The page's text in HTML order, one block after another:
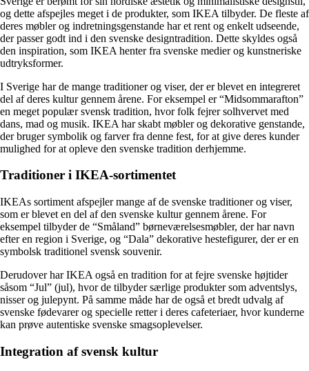
og dette afspejles meget i de produkter, som IKEA tilbyder. De fleste af
deres møbler og indretningsgenstande har et rent og enkelt udseende,
der passer godt ind i den svenske designtradition. Dette skyldes også
den inspiration, som IKEA henter fra svenske medier og kunstneriske
udtryksformer.
I Sverige har de mange traditioner og viser, der er blevet en integreret
del af deres kultur gennem årene. For eksempel er “Midsommarafton”
en meget populær svensk tradition, hvor folk fejrer solhvervet med
dans, mad og musik. IKEA har skabt møbler og dekorative genstande,
der bruger symbolik og farver fra denne fest, for at give deres kunder
mulighed for at opleve den svenske tradition derhjemme.
Traditioner i IKEA-sortimentet
IKEAs sortiment afspejler mange af de svenske traditioner og viser,
som er blevet en del af den svenske kultur gennem årene. For
eksempel tilbyder de “Småland” børneværelsesmøbler, der har navn
efter en region i Sverige, og “Dala” dekorative hestefigurer, der er en
symbolsk traditionel svensk souvenir.
Derudover har IKEA også en tradition for at fejre svenske højtider
såsom “Jul” (jul), hvor de tilbyder særlige produkter som adventslys,
nisser og julepynt. På samme måde har de også et bredt udvalg af
svenske fødevarer og specielle retter i deres cafeteriaer, hvor kunderne
kan prøve autentiske svenske smagsoplevelser.
Integration af svensk kultur